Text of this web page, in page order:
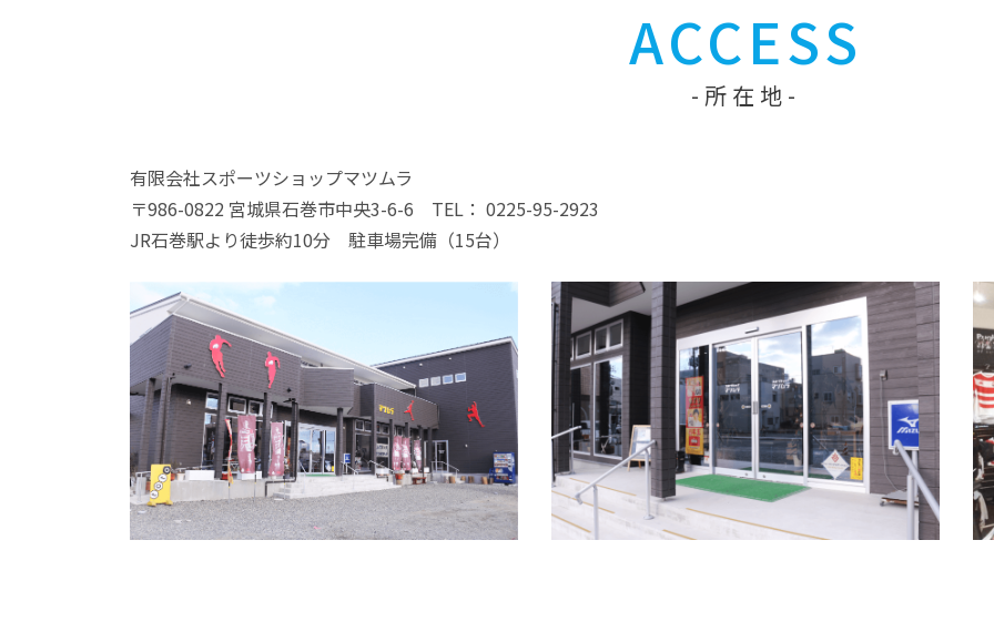
ACCESS
所在地
有限会社スポーツショップマツムラ
〒986-0822 宮城県石巻市中央3-6-6 TEL： 0225-95-2923
JR石巻駅より徒歩約10分 駐車場完備（15台）